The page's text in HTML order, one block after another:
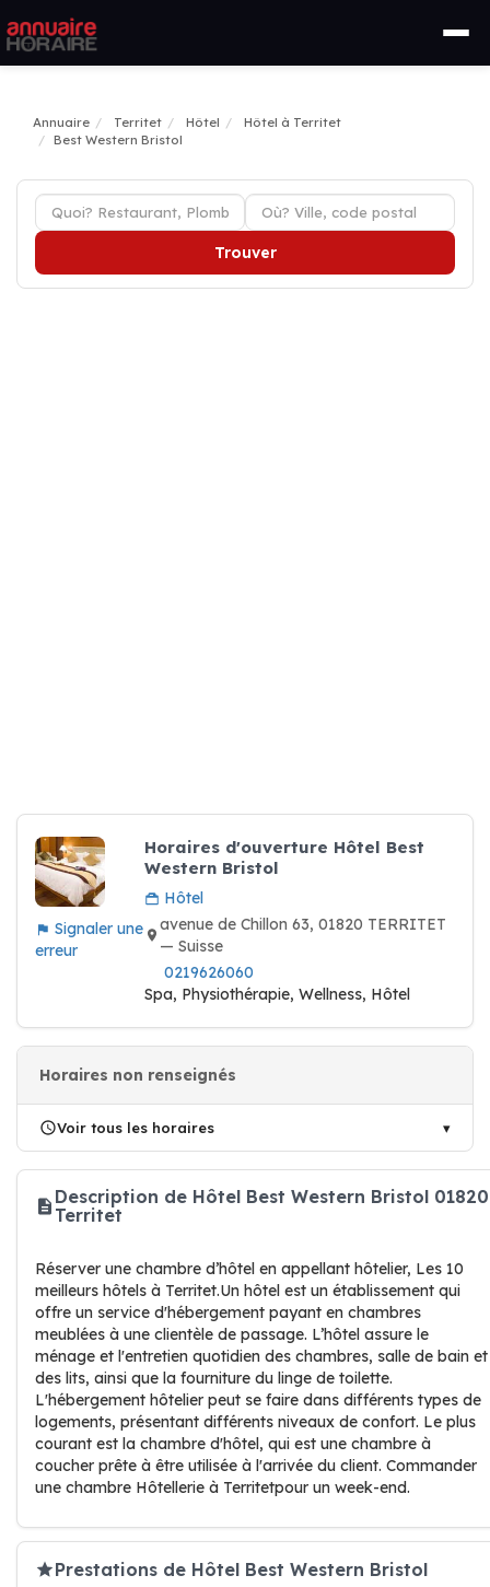
Annuaire Territet Hôtel
Hôtel à Territet
Best Western Bristol
Trouver
Signaler une
erreur
Horaires d'ouverture Hôtel Best
Western Bristol
Hôtel
avenue de Chillon 63, 01820 TERRITET
— Suisse
0219626060
Spa, Physiothérapie, Wellness, Hôtel
Horaires non renseignés
Voir tous les horaires
Description de Hôtel Best Western Bristol 01820
Territet
Réserver une chambre d’hôtel en appellant hôtelier, Les 10
meilleurs hôtels à Territet.Un hôtel est un établissement qui
offre un service d'hébergement payant en chambres
meublées à une clientèle de passage. L’hôtel assure le
ménage et l'entretien quotidien des chambres, salle de bain et
des lits, ainsi que la fourniture du linge de toilette.
L'hébergement hôtelier peut se faire dans différents types de
logements, présentant différents niveaux de confort. Le plus
courant est la chambre d'hôtel, qui est une chambre à
coucher prête à être utilisée à l'arrivée du client. Commander
une chambre Hôtellerie à Territetpour un week-end.
Prestations de Hôtel Best Western Bristol